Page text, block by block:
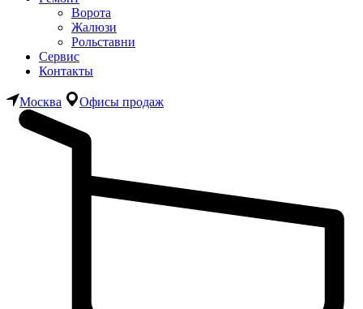
Ворота
Жалюзи
Рольставни
Сервис
Контакты
Москва Офисы продаж